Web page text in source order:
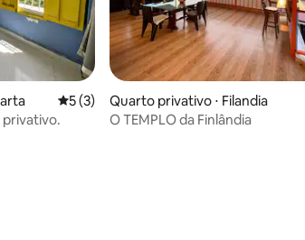
5 de uma avaliação média de 5, 3
5 (3)
Quarto privativo ⋅ Filandia
O TEMPLO da Finlândia